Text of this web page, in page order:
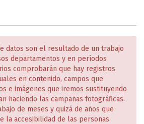
datos son el resultado de un trabajo
departamentos y en períodos
comprobarán que hay registros
en contenido, campos que
e imágenes que iremos sustituyendo
haciendo las campañas fotográficas.
de meses y quizá de años que
la accesibilidad de las personas